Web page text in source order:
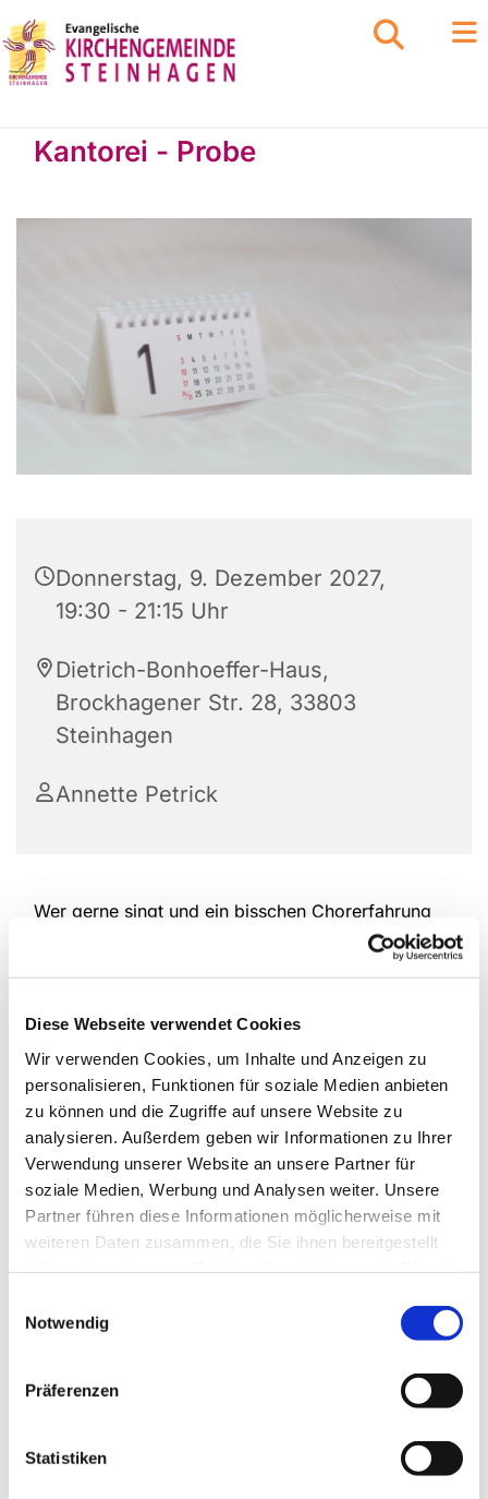
Diese Webseite verwendet Cookies
Wir verwenden Cookies, um Inhalte und Anzeigen zu
personalisieren, Funktionen für soziale Medien anbieten
zu können und die Zugriffe auf unsere Website zu
analysieren. Außerdem geben wir Informationen zu Ihrer
Verwendung unserer Website an unsere Partner für
soziale Medien, Werbung und Analysen weiter. Unsere
Partner führen diese Informationen möglicherweise mit
weiteren Daten zusammen, die Sie ihnen bereitgestellt
Notwendig
Präferenzen
Statistiken
Kantorei - Probe
Donnerstag, 9. Dezember 2027,
19:30 - 21:15 Uhr
Dietrich-Bonhoeffer-Haus,
Brockhagener Str. 28, 33803
Steinhagen
Annette Petrick
Wer gerne singt und ein bisschen Chorerfahrung
hat, ist herzlich willkommen, bei der Kantorei
reinzuschauen und mitzumachen. Das Repertoire
Komponisten wie Bach, Mendelssohn, Schütz,
Gospels. Die Mitglieder gemischten Alters singen
bei Konzerten, aber auch in Gottesdiensten und bei
anderen Gemeindeveranstalltungen.